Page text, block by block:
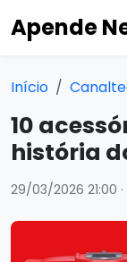
Apende
Início
10
história
29/03/2026 21:00